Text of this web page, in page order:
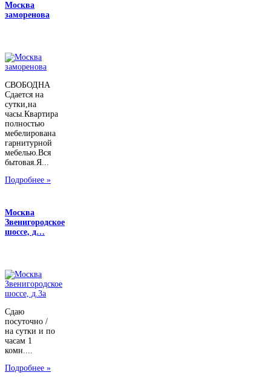
Москва
заморенова
СВОБОДНА
Сдается на
сутки,на
часы.Квартира
полностью
мебелирована
гарнитурной
мебелью.Вся
бытовая.Я...
Подробнее »
Москва
Звенигородское
шоссе, д…
Сдаю
посуточно /
на сутки и по
часам 1
комн....
Подробнее »